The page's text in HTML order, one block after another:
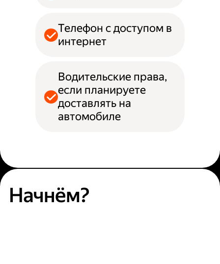
Телефон с доступом в
интернет
Водительские права,
если планируете
доставлять на
автомобиле
Начнём?